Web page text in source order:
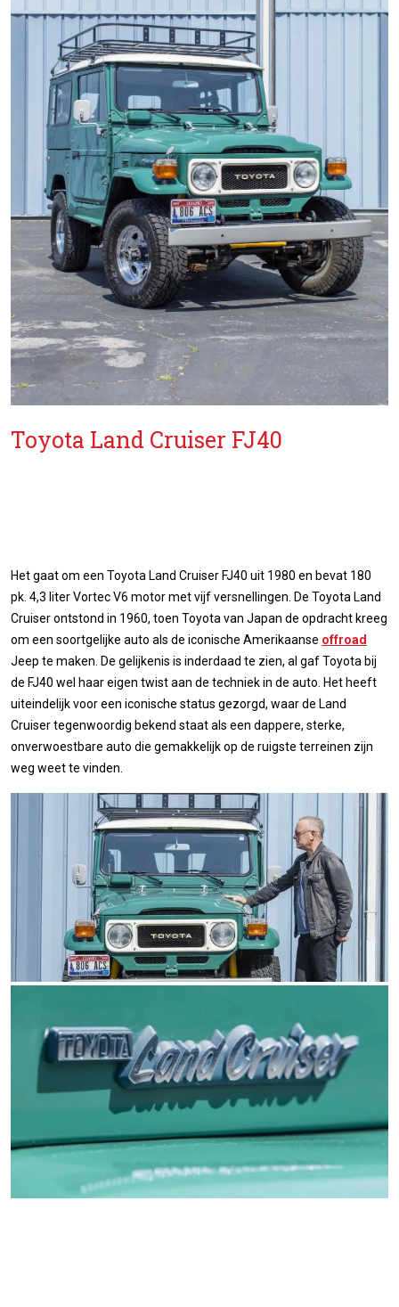
Toyota Land Cruiser FJ40
Het gaat om een Toyota Land Cruiser FJ40 uit 1980 en bevat 180
pk. 4,3 liter Vortec V6 motor met vijf versnellingen. De Toyota Land
Cruiser ontstond in 1960, toen Toyota van Japan de opdracht kreeg
om een soortgelijke auto als de iconische Amerikaanse offroad
Jeep te maken. De gelijkenis is inderdaad te zien, al gaf Toyota bij
de FJ40 wel haar eigen twist aan de techniek in de auto. Het heeft
uiteindelijk voor een iconische status gezorgd, waar de Land
Cruiser tegenwoordig bekend staat als een dappere, sterke,
onverwoestbare auto die gemakkelijk op de ruigste terreinen zijn
weg weet te vinden.